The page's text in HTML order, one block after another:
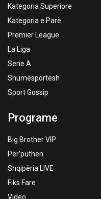
Kategoria Superiore
Kategoria e Parë
Premier League
La Liga
Serie A
Shumësportësh
Sport Gossip
Programe
Big Brother VIP
Për’puthen
Shqipëria LIVE
Fiks Fare
Video